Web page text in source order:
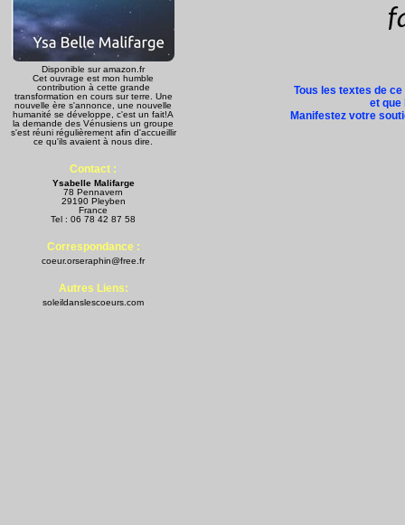
Disponible sur amazon.fr
Cet ouvrage est mon humble
contribution à cette grande
transformation en cours sur terre. Une
nouvelle ère s'annonce, une nouvelle
humanité se développe, c'est un fait!A
la demande des Vénusiens un groupe
s'est réuni régulièrement afin d'accueillir
ce qu'ils avaient à nous dire.
Contact :
Ysabelle Malifarge
78 Pennavern
29190 Pleyben
France
Tel : 06 78 42 87 58
Correspondance :
coeur.orseraphin@free.fr
Autres Liens:
soleildanslescoeurs.com
Tous les textes de
et
Manifestez votre